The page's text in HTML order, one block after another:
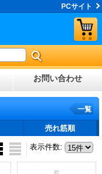
PCサイト
お問い合わせ
一覧
売れ筋順
表示件数: